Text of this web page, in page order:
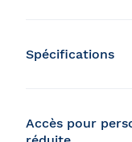
Repas
Trois terrasses
Spécifications
Largeur :
Vitesse :
10 noeuds
Accès pour